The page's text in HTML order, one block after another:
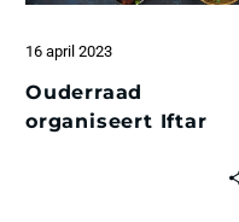
16 april 2023
Ouderraad
organiseert Iftar